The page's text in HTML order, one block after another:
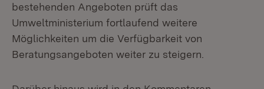
bestehenden Angeboten prüft das
Umweltministerium fortlaufend weitere
Möglichkeiten um die Verfügbarkeit von
Beratungsangeboten weiter zu steigern.